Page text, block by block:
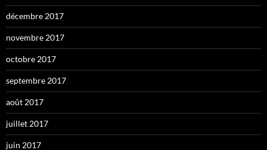
décembre 2017
novembre 2017
octobre 2017
septembre 2017
août 2017
juillet 2017
juin 2017